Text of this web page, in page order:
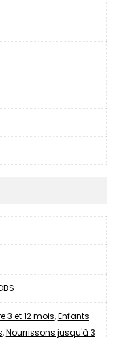
3 et 12 mois,Enfants
,Nourrissons jusqu'à 3